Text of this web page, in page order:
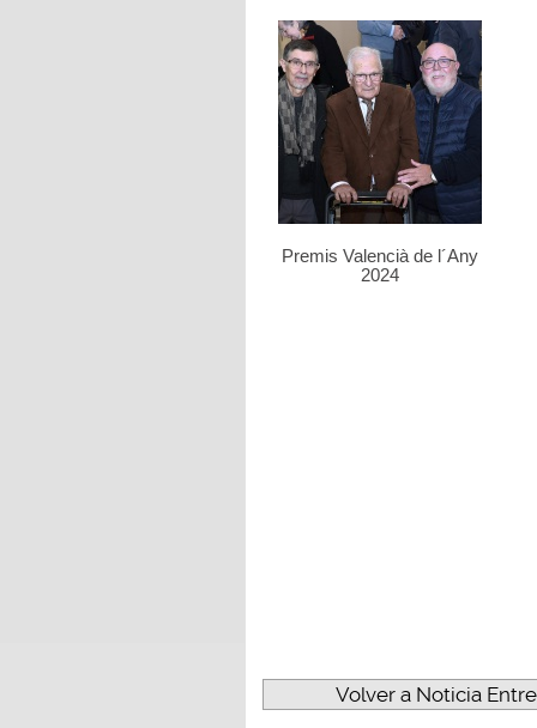
Premis Valencià de l´Any
2024
Volver a Noticia